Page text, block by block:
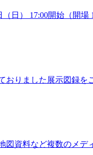
日） 17:00開始（開場
おりました展示図録を
図資料など複数のメ